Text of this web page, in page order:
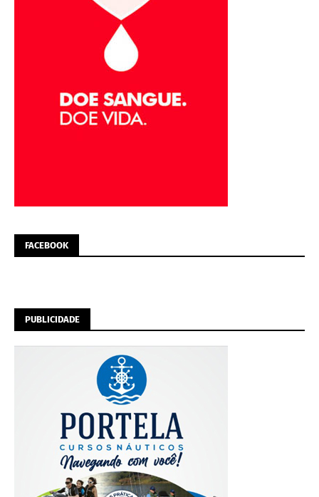
FACEBOOK
PUBLICIDADE